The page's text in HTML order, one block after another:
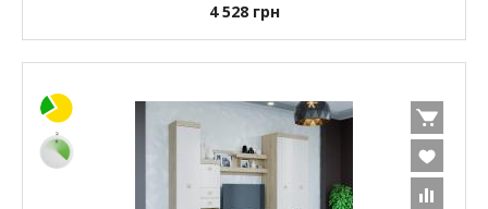
4 528 грн